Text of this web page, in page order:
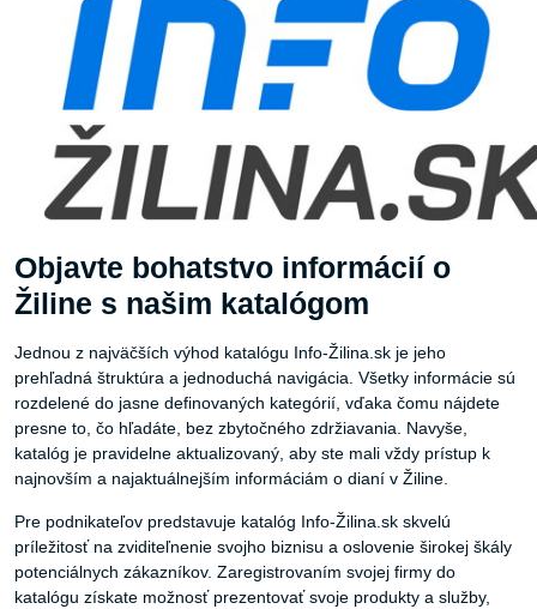
Objavte bohatstvo informácií o
Žiline s našim katalógom
Jednou z najväčších výhod katalógu Info-Žilina.sk je jeho
prehľadná štruktúra a jednoduchá navigácia. Všetky informácie sú
rozdelené do jasne definovaných kategórií, vďaka čomu nájdete
presne to, čo hľadáte, bez zbytočného zdržiavania. Navyše,
katalóg je pravidelne aktualizovaný, aby ste mali vždy prístup k
najnovším a najaktuálnejším informáciám o dianí v Žiline.
Pre podnikateľov predstavuje katalóg Info-Žilina.sk skvelú
príležitosť na zviditeľnenie svojho biznisu a oslovenie širokej škály
potenciálnych zákazníkov. Zaregistrovaním svojej firmy do
katalógu získate možnosť prezentovať svoje produkty a služby,